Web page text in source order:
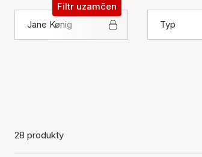
Jane Kønig
Filtr uzamčen
Typ
28 produkty